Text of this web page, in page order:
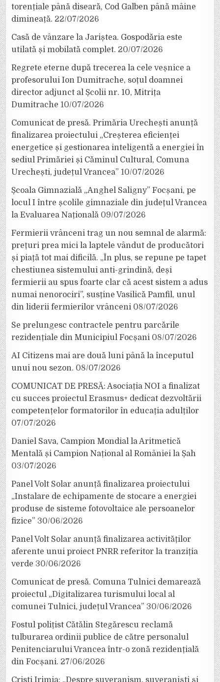
torențiale până diseară, Cod Galben până mâine
dimineață. 22/07/2026
Casă de vânzare la Jariștea. Gospodăria este
utilată și mobilată complet. 20/07/2026
Regrete eterne după trecerea la cele veșnice a
profesorului Ion Dumitrache, soțul doamnei
director adjunct al Școlii nr. 10, Mitrița
Dumitrache 10/07/2026
Comunicat de presă. Primăria Urechești anunță
finalizarea proiectului „Creșterea eficienței
energetice și gestionarea inteligentă a energiei în
sediul Primăriei și Căminul Cultural, Comuna
Urechești, județul Vrancea” 10/07/2026
Școala Gimnazială „Anghel Saligny” Focșani, pe
locul I între școlile gimnaziale din județul Vrancea
la Evaluarea Națională 09/07/2026
Fermierii vrânceni trag un nou semnal de alarmă:
prețuri prea mici la laptele vândut de producători
și piață tot mai dificilă. „În plus, se repune pe tapet
chestiunea sistemului anti-grindină, deși
fermierii au spus foarte clar că acest sistem a adus
numai nenorociri”, susține Vasilică Pamfil, unul
din liderii fermierilor vrânceni 08/07/2026
Se prelungesc contractele pentru parcările
rezidențiale din Municipiul Focșani 08/07/2026
AI Citizens mai are două luni până la începutul
unui nou sezon. 08/07/2026
COMUNICAT DE PRESĂ: Asociația NOI a finalizat
cu succes proiectul Erasmus+ dedicat dezvoltării
competențelor formatorilor în educația adulților
07/07/2026
Daniel Sava, Campion Mondial la Aritmetică
Mentală și Campion Național al României la Șah
03/07/2026
Panel Volt Solar anunță finalizarea proiectului
„Instalare de echipamente de stocare a energiei
produse de sisteme fotovoltaice ale persoanelor
fizice” 30/06/2026
Panel Volt Solar anunță finalizarea activităților
aferente unui proiect PNRR referitor la tranziția
verde 30/06/2026
Comunicat de presă. Comuna Tulnici demarează
proiectul „Digitalizarea turismului local al
comunei Tulnici, județul Vrancea” 30/06/2026
Fostul polițist Cătălin Stegărescu reclamă
tulburarea ordinii publice de către personalul
Penitenciarului Vrancea într-o zonă rezidențială
din Focșani. 27/06/2026
Cristi Irimia: „Despre suveranism, suveraniști și